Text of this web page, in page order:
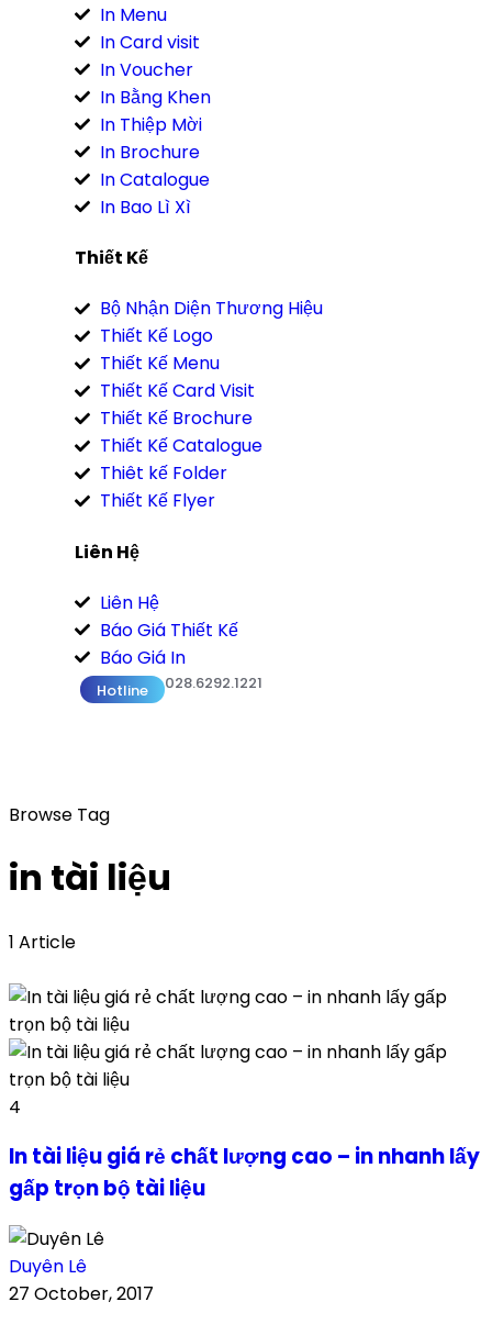
In Menu
In Card visit
In Voucher
In Bằng Khen
In Thiệp Mời
In Brochure
In Catalogue
In Bao Lì Xì
Thiết Kế
Bộ Nhận Diện Thương Hiệu
Thiết Kế Logo
Thiết Kế Menu
Thiết Kế Card Visit
Thiết Kế Brochure
Thiết Kế Catalogue
Thiêt kế Folder
Thiết Kế Flyer
Liên Hệ
Liên Hệ
Báo Giá Thiết Kế
Báo Giá In
Hotline 028.6292.1221
Browse Tag
in tài liệu
1 Article
4
In tài liệu giá rẻ chất lượng cao – in nhanh lấy
gấp trọn bộ tài liệu
Duyên Lê
27 October, 2017